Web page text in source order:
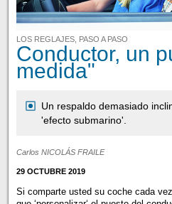
LOS REGLAJES, PASO A PASO
Conductor, un
medida"
Un respaldo demasiado
'efecto submarino'.
Carlos NICOLÁS FRAILE
29 OCTUBRE 2019
Si comparte usted su coche cada